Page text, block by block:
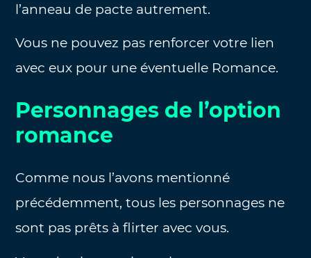
l’anneau de pacte autrement.
Vous ne pouvez pas renforcer votre lien
avec eux pour une éventuelle Romance.
Personnages de l’option
romance
Comme nous l’avons mentionné
précédemment, tous les personnages ne
sont pas prêts à flirter avec vous.